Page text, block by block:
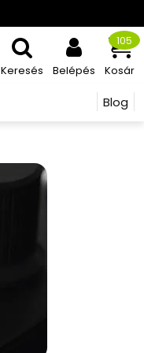
Keresés Belépés Kosár
105
Blog